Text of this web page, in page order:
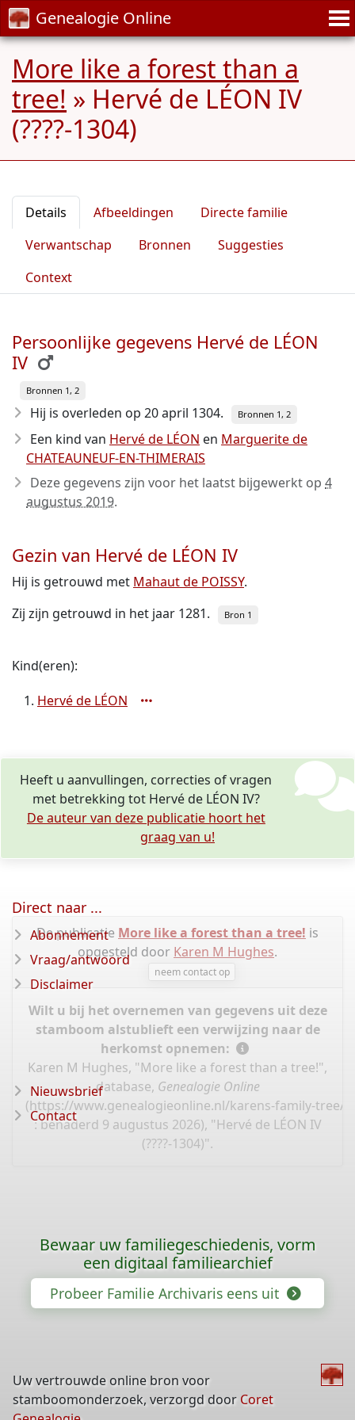
Genealogie Online
More like a forest than a
tree! » Hervé de LÉON IV
(????-1304)
Details Afbeeldingen
Directe familie
Verwantschap
Bronnen
Suggesties
Context
Persoonlijke gegevens Hervé de LÉON
IV
Bronnen 1, 2
Hij is overleden op 20 april 1304. Bronnen 1, 2
Een kind van Hervé de LÉON en Marguerite de
CHATEAUNEUF-EN-THIMERAIS
Deze gegevens zijn voor het laatst bijgewerkt op 4
augustus 2019.
Gezin van Hervé de LÉON IV
Hij is getrouwd met Mahaut de POISSY.
Zij zijn getrouwd in het jaar 1281.
Bron 1
Kind(eren):
Hervé de LÉON
Heeft u aanvullingen, correcties of vragen
met betrekking tot Hervé de LÉON IV?
De auteur van deze publicatie hoort het
graag van u!
De publicatie More like a forest than a tree! is
opgesteld door Karen M Hughes.
neem contact op
Wilt u bij het overnemen van gegevens uit deze
stamboom alstublieft een verwijzing naar de
herkomst opnemen:
Karen M Hughes, "More like a forest than a tree!",
database, Genealogie Online
(https://www.genealogieonline.nl/karens-family-tree/
: benaderd 9 augustus 2026), "Hervé de LÉON IV
(????-1304)".
Direct naar ...
Abonnement
Vraag/antwoord
Disclaimer
Nieuwsbrief
Contact
Bewaar uw familiegeschiedenis, vorm
een digitaal familiearchief
Probeer Familie Archivaris eens uit
Uw vertrouwde online bron voor
stamboomonderzoek, verzorgd door Coret